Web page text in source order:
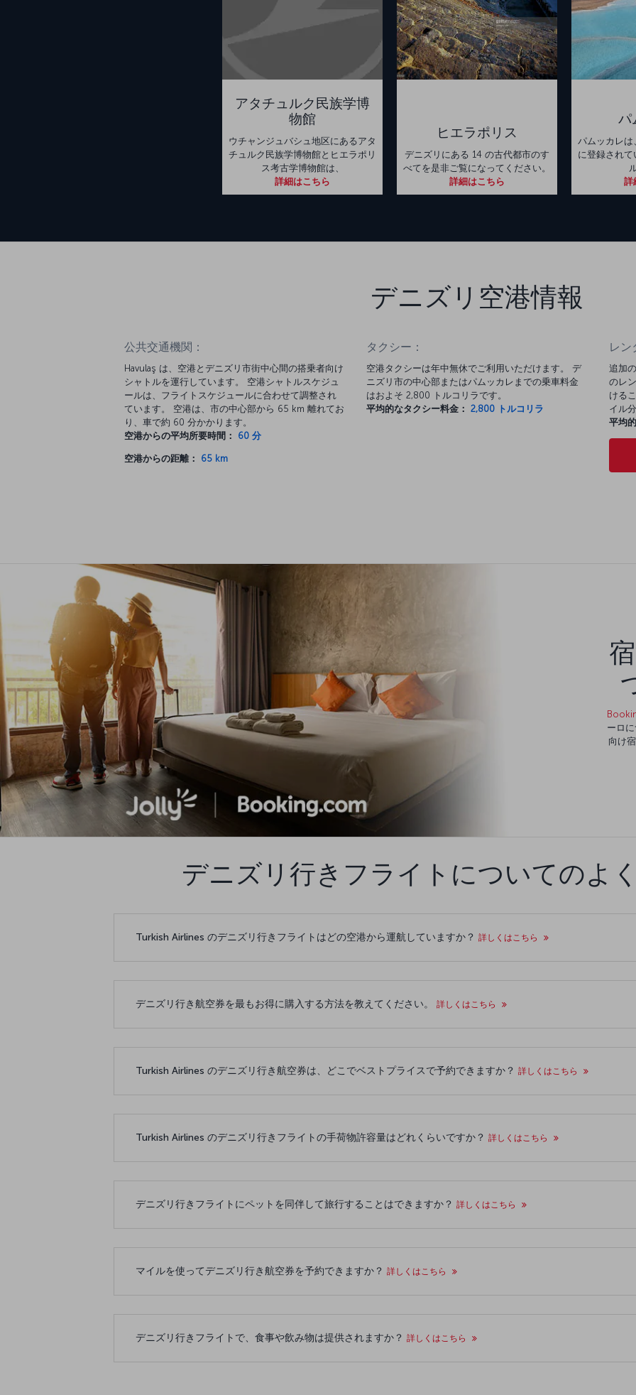
アタチュルク民族学博
物館
ウチャンジュバシュ地区にあるアタ
チュルク民族学博物館とヒエラポリ
ス考古学博物館は、
詳細はこちら
ヒエラポリス
デニズリにある 14 の古代都市のす
べてを是非ご覧になってください。
詳細はこちら
パ
パムッカレは
に登録され
詳
デニズリ空港情報
公共交通機関：
Havulaş は、空港とデニズリ市街中心間の搭乗者向け
シャトルを運行しています。 空港シャトルスケジュ
ールは、フライトスケジュールに合わせて調整され
ています。 空港は、市の中心部から 65 km 離れてお
り、車で約 60 分かかります。
空港からの平均所要時間：
60 分
空港からの距離： 65 km
タクシー：
空港タクシーは年中無休でご利用いただけます。 デ
ニズリ市の中心部またはパムッカレまでの乗車料金
はおよそ 2,800 トルコリラです。
平均的なタクシー料金：
2,800 トルコリラ
レン
追加
のレ
ける
イル
平均
ーロ
向け
デニズリ行きフライトについてのよ
Turkish Airlines のデニズリ行きフライトはどの空港から運航していますか？ 詳しくはこちら
デニズリ行き航空券を最もお得に購入する方法を教えてください。 詳しくはこちら
Turkish Airlines のデニズリ行き航空券は、どこでベストプライスで予約できますか？ 詳しくはこちら
Turkish Airlines のデニズリ行きフライトの手荷物許容量はどれくらいですか？ 詳しくはこちら
デニズリ行きフライトにペットを同伴して旅行することはできますか？ 詳しくはこちら
マイルを使ってデニズリ行き航空券を予約できますか？ 詳しくはこちら
デニズリ行きフライトで、食事や飲み物は提供されますか？ 詳しくはこちら